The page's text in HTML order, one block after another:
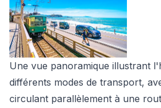
Une vue panoramique illustrant
différents modes de transport,
circulant parallèlement à une